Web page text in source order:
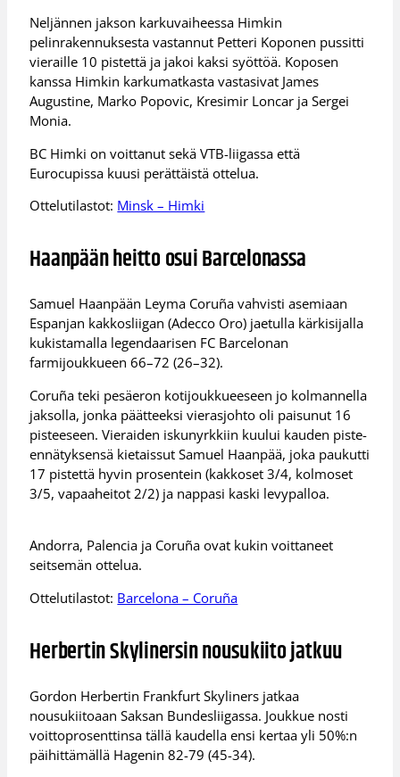
Neljännen jakson karkuvaiheessa Himkin
pelinrakennuksesta vastannut Petteri Koponen pussitti
vieraille 10 pistettä ja jakoi kaksi syöttöä. Koposen
kanssa Himkin karkumatkasta vastasivat James
Augustine, Marko Popovic, Kresimir Loncar ja Sergei
Monia.
BC Himki on voittanut sekä VTB-liigassa että
Eurocupissa kuusi perättäistä ottelua.
Ottelutilastot: Minsk – Himki
Haanpään heitto osui Barcelonassa
Samuel Haanpään Leyma Coruña vahvisti asemiaan
Espanjan kakkosliigan (Adecco Oro) jaetulla kärkisijalla
kukistamalla legendaarisen FC Barcelonan
farmijoukkueen 66–72 (26–32).
Coruña teki pesäeron kotijoukkueeseen jo kolmannella
jaksolla, jonka päätteeksi vierasjohto oli paisunut 16
pisteeseen. Vieraiden iskunyrkkiin kuului kauden piste-
ennätyksensä kietaissut Samuel Haanpää, joka paukutti
17 pistettä hyvin prosentein (kakkoset 3/4, kolmoset
3/5, vapaaheitot 2/2) ja nappasi kaski levypalloa.
Andorra, Palencia ja Coruña ovat kukin voittaneet
seitsemän ottelua.
Ottelutilastot: Barcelona – Coruña
Herbertin Skylinersin nousukiito jatkuu
Gordon Herbertin Frankfurt Skyliners jatkaa
nousukiitoaan Saksan Bundesliigassa. Joukkue nosti
voittoprosenttinsa tällä kaudella ensi kertaa yli 50%:n
päihittämällä Hagenin 82-79 (45-34).